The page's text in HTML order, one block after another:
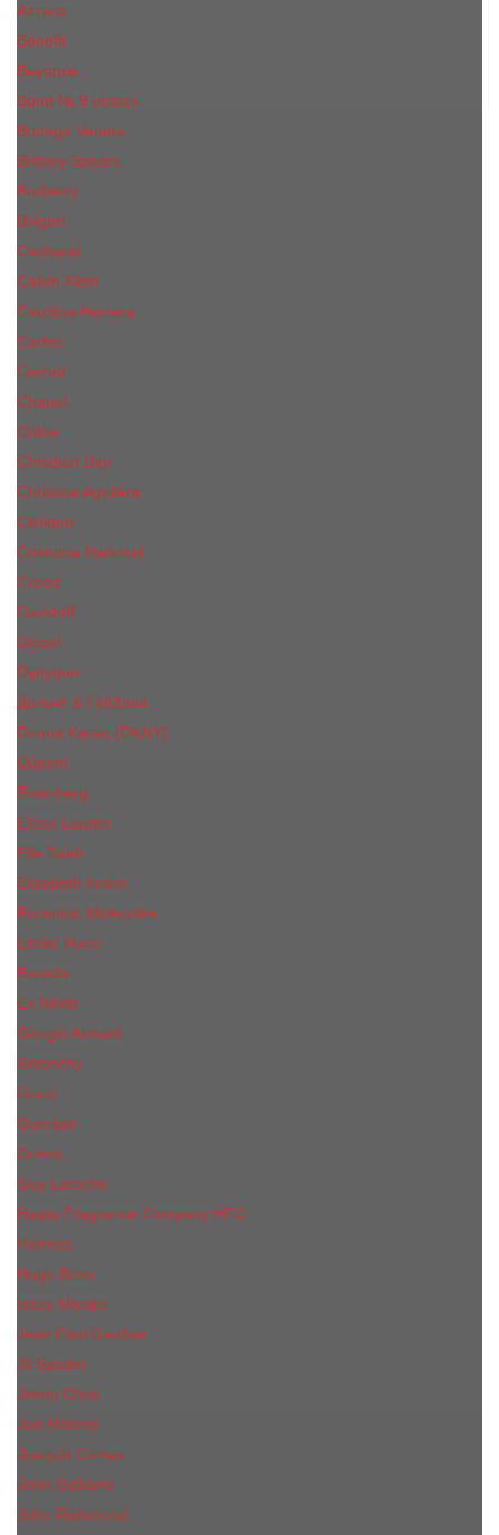
Azzaro
Benefit
Beyonce
Bond № 9 unisex
Bottega Veneta
Britney Spears
Burberry
Bvlgari
Cacharel
Calvin Klein
Carolina Herrera
Cartier
Cerruti
Сhanеl
Chloe
Christian Dior
Christina Aguilera
Сliniquе
Costume National
Creed
Davidoff
Diesel
Diptyque
Дольче & Габбана
Donna Karan (DKNY)
Dupont
Eisenberg
Еsteе Lаudеr
Elie Saab
Elizabeth Arden
Escentric Molecules
Emilio Pucci
Escada
Ex Nihilo
Giorgio Armani
Givenchy
Gucci
Guerlain
Guess
Guy Laroche
Haute Fragrance Company HFC
Hermes
Hugo Boss
Issey Miyake
Jean Paul Gaultier
Jil Sander
Jimmi Choo
Jое Malоnе
Joaquin Cortes
John Galliano
John Richmond